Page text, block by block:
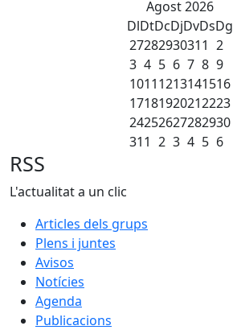
Agost 2026
DlDtDcDjDvDsDg
27282930311 2
3 4 5 6 7 8 9
10111213141516
17181920212223
24252627282930
311 2 3 4 5 6
RSS
L'actualitat a un clic
Articles dels grups
Plens i juntes
Avisos
Notícies
Agenda
Publicacions